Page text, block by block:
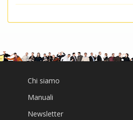
Chi siamo
Manuali
Newsletter